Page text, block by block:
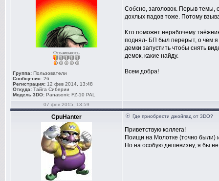
Осваиваюсь
Группа: Пользователи
Сообщения: 26
Регистрация: 12 фев 2014, 13:48
Откуда: Тайга Сиберии
Модель 3DO: Panasonic FZ-10 PAL
Собсно, заголовок. Порыв темы,
дохлых падов тоже. Потому
Кто поможет нерабочему
поднял- БП был перерыт, о чём я
демки запустить чтобы снять
демок, какие найду.
Всем добра!
07 фев 2015, 13:59
CpuHanter Где приобрести джойпад от 3DO?
Приветствую коллега!
Поищи на Молотке (точно были)
Но на особую дешевизну, я бы